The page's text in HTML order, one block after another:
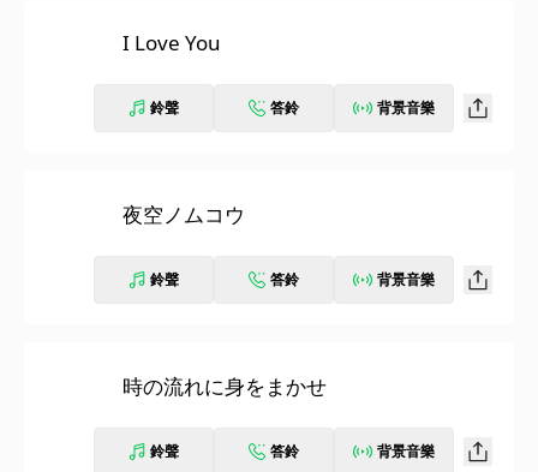
I Love You
鈴聲 答鈴 背景音樂
夜空ノムコウ
鈴聲 答鈴 背景音樂
時の流れに身をまかせ
鈴聲 答鈴 背景音樂